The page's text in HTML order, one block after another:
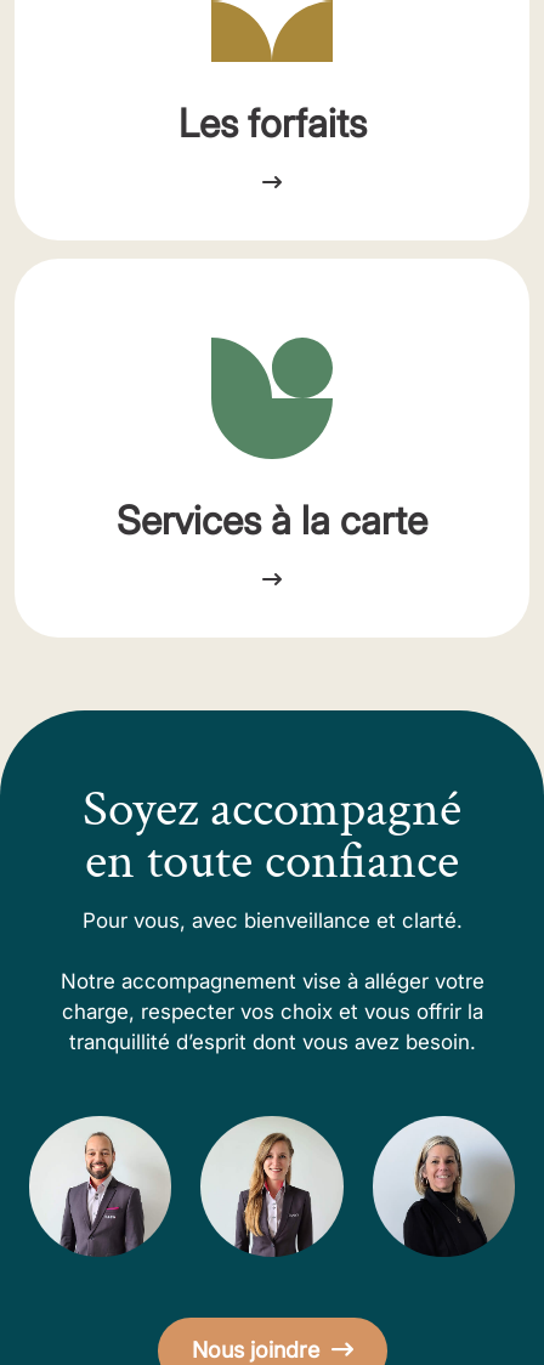
Les forfaits
Services à la carte
Soyez accompagné
en toute confiance
Pour vous, avec bienveillance et clarté.
Notre accompagnement vise à alléger votre
charge, respecter vos choix et vous offrir la
tranquillité d’esprit dont vous avez besoin.
Nous joindre